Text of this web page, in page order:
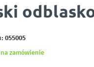
055005
zamówienie